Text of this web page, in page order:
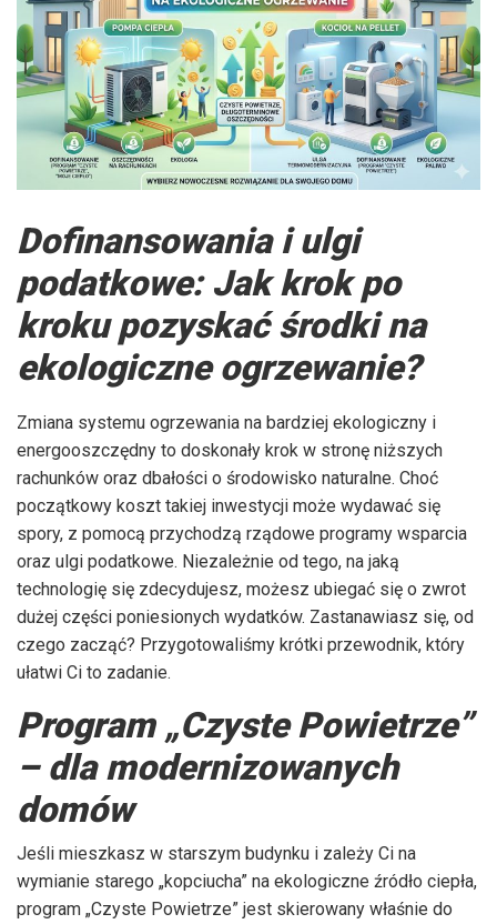
Dofinansowania i ulgi
podatkowe: Jak krok po
kroku pozyskać środki na
ekologiczne ogrzewanie?
Zmiana systemu ogrzewania na bardziej ekologiczny i
energooszczędny to doskonały krok w stronę niższych
rachunków oraz dbałości o środowisko naturalne. Choć
początkowy koszt takiej inwestycji może wydawać się
spory, z pomocą przychodzą rządowe programy wsparcia
oraz ulgi podatkowe. Niezależnie od tego, na jaką
technologię się zdecydujesz, możesz ubiegać się o zwrot
dużej części poniesionych wydatków. Zastanawiasz się, od
czego zacząć? Przygotowaliśmy krótki przewodnik, który
ułatwi Ci to zadanie.
Program „Czyste Powietrze”
– dla modernizowanych
domów
Jeśli mieszkasz w starszym budynku i zależy Ci na
wymianie starego „kopciucha” na ekologiczne źródło ciepła,
program „Czyste Powietrze” jest skierowany właśnie do